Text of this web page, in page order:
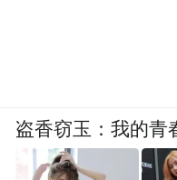
盗香窃玉：我的青